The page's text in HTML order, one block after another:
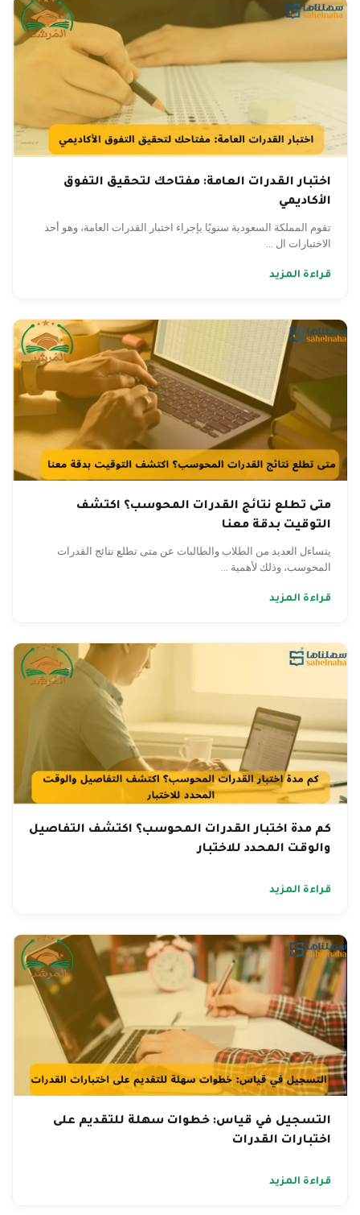
اختبار القدرات العامة: مفتاحك لتحقيق التفوق
الأكاديمي
تقوم المملكة السعودية سنويًا بإجراء اختبار القدرات العامة، وهو أحد
الاختبارات ال ...
قراءة المزيد
متى تطلع نتائج القدرات المحوسب؟ اكتشف
التوقيت بدقة معنا
يتساءل العديد من الطلاب والطالبات عن متى تطلع نتائج القدرات
المحوسب، وذلك لأهمية ...
قراءة المزيد
كم مدة اختبار القدرات المحوسب؟ اكتشف التفاصيل
والوقت المحدد للاختبار
قراءة المزيد
التسجيل في قياس: خطوات سهلة للتقديم على
اختبارات القدرات
قراءة المزيد